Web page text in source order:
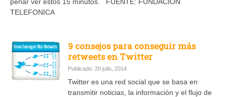
TELEFONICA
9 consejos para conseguir más
retweets en Twitter
Publicado: 20 julio, 2014
Twitter es una red social que se basa en
transmitir noticias, la información y el flujo de